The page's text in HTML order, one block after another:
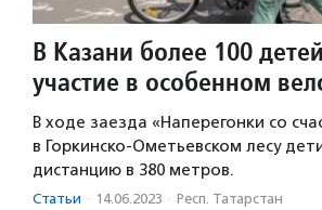
В Казани более 100
участие в особенном
В ходе заезда «Наперегонки со
в Горкинско-Ометьевском лесу
дистанцию в 380 метров.
Статьи · 14.06.2023 · Респ. Татарстан